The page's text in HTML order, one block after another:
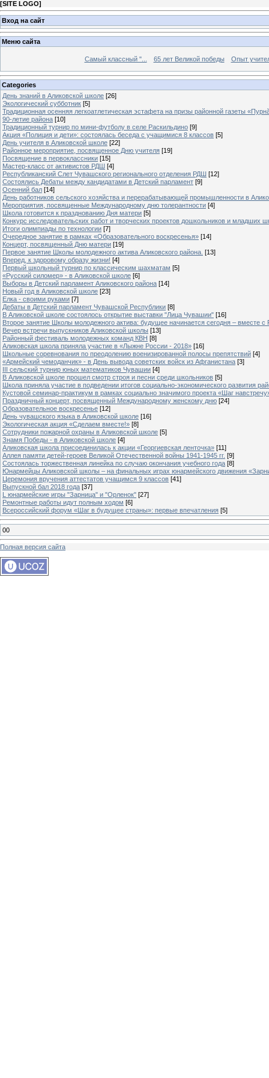
[SITE LOGO]
Вход на сайт
Меню сайта
Самый классный "... 65 лет Великой победы Опыт
Categories
День знаний в Аликовской школе [26]
Экологический субботник [5]
Традиционная осенняя легкоатлетическая эстафета на призы районной газеты
90-летие района [10]
Традиционный турнир по мини-футболу в селе Раскильдино [9]
Акция «Полиция и дети»: состоялась беседа с учащимися 8 классов [5]
День учителя в Аликовской школе [22]
Районное мероприятие, посвященное Дню учителя [19]
Посвящение в первоклассники [15]
Мастер-класс от активистов РДШ [4]
Республиканский Слет Чувашского регионального отделения РДШ [12]
Состоялись Дебаты между кандидатами в Детский парламент [9]
Осенний бал [14]
День работников сельского хозяйства и перерабатывающей промышленности в
Мероприятия, посвященные Международному дню толерантности [4]
Школа готовится к празднованию Дня матери [5]
Конкурс исследовательских работ и творческих проектов дошкольников и младших
Итоги олимпиады по технологии [7]
Очередное занятие в рамках «Образовательного воскресенья» [14]
Концерт, посвященный Дню матери [19]
Первое занятие Школы молодежного актива Аликовского района. [13]
Вперед, к здоровому образу жизни! [4]
Первый школьный турнир по классическим шахматам [5]
«Русский силомер» - в Аликовской школе [6]
Выборы в Детский парламент Аликовского района [14]
Новый год в Аликовской школе [23]
Елка - своими руками [7]
Дебаты в Детский парламент Чувашской Республики [8]
В Аликовской школе состоялось открытие выставки "Лица Чувашии" [16]
Второе занятие Школы молодежного актива: будущее начинается сегодня – вместе
Вечер встречи выпускников Аликовской школы [13]
Районный фестиваль молодежных команд КВН [8]
Аликовская школа приняла участие в «Лыжне России - 2018» [16]
Школьные соревнования по преодолению военизированной полосы препятствий [4]
«Армейский чемоданчик» - в День вывода советских войск из Афганистана [3]
III сельский турнир юных математиков Чувашии [4]
В Аликовской школе прошел смотр строя и песни среди школьников [5]
Школа приняла участие в подведении итогов социально-экономического развития
Кустовой семинар-практикум в рамках социально значимого проекта «Шаг
Праздничный концерт, посвященный Международному женскому дню [24]
Образовательное воскресенье [12]
День чувашского языка в Аликовской школе [16]
Экологическая акция «Сделаем вместе!» [8]
Сотрудники пожарной охраны в Аликовской школе [5]
Знамя Победы - в Аликовской школе [4]
Аликовская школа присоединилась к акции «Георгиевская ленточка» [11]
Аллея памяти детей-героев Великой Отечественной войны 1941-1945 гг. [9]
Cостоялась торжественная линейка по случаю окончания учебного года [8]
Юнармейцы Аликовской школы – на финальных играх юнармейского движения
Церемония вручения аттестатов учащимся 9 классов [41]
Выпускной бал 2018 года [37]
L юнармейские игры "Зарница" и "Орленок" [27]
Ремонтные работы идут полным ходом [6]
Всероссийский форум «Шаг в будущее страны»: первые впечатления [5]
00
Полная версия сайта